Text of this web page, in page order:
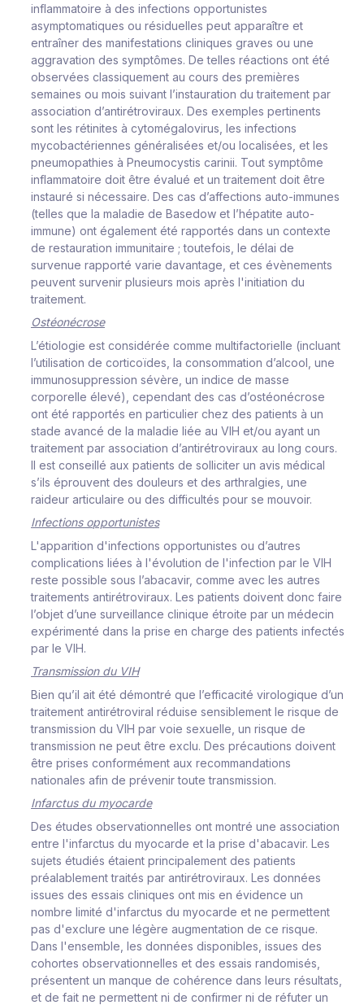
inflammatoire à des infections opportunistes
asymptomatiques ou résiduelles peut apparaître et
entraîner des manifestations cliniques graves ou une
aggravation des symptômes. De telles réactions ont été
observées classiquement au cours des premières
semaines ou mois suivant l’instauration du traitement par
association d’antirétroviraux. Des exemples pertinents
sont les rétinites à cytomégalovirus les infections
mycobactériennes généralisées et/ou localisées et les
pneumopathies à Pneumocystis carinii. Tout symptôme
inflammatoire doit être évalué et un traitement doit être
instauré si nécessaire. Des cas d’affections auto-immunes
(telles que la maladie de Basedow et l’hépatite auto-
immune) ont également été rapportés dans un contexte
de restauration immunitaire ; toutefois le délai de
survenue rapporté varie davantage, et ces évènements
peuvent survenir plusieurs mois après l'initiation du
traitement.
Ostéonécrose
L’étiologie est considérée comme multifactorielle (incluant
l’utilisation de corticoïdes la consommation d’alcool une
immunosuppression sévère, un indice de masse
corporelle élevé) cependant des cas d’ostéonécrose
ont été rapportés en particulier chez des patients à un
stade avancé de la maladie liée au VIH et/ou ayant un
traitement par association d’antirétroviraux au long cours.
Il est conseillé aux patients de solliciter un avis médical
s’ils éprouvent des douleurs et des arthralgies une
raideur articulaire ou des difficultés pour se mouvoir.
Infections opportunistes
L'apparition d'infections opportunistes ou d’autres
complications liées à l'évolution de l'infection par le VIH
reste possible sous l’abacavir, comme avec les autres
traitements antirétroviraux. Les patients doivent donc faire
l’objet d’une surveillance clinique étroite par un médecin
expérimenté dans la prise en charge des patients infectés
par le VIH.
Transmission duVIH
Bien qu’il ait été démontré que l’efficacité virologique d’un
traitement antirétroviral réduise sensiblement le risque de
transmission du VIH par voie sexuelle, un risque de
transmission ne peut être exclu. Des précautions doivent
être prises conformément aux recommandations
nationales afin de prévenir toute transmission.
Infarctus du myocarde
Des études observationnelles ont montré une association
entre l'infarctus du myocarde et la prise d'abacavir. Les
sujets étudiés étaient principalement des patients
préalablement traités par antirétroviraux. Les données
issues des essais cliniques ont mis en évidence un
nombre limité d'infarctus du myocarde et ne permettent
pas d'exclure une légère augmentation de ce risque.
Dans l'ensemble, les données disponibles issues des
cohortes observationnelles et des essais randomisés
présentent un manque de cohérence dans leurs résultats
et de fait ne permettent ni de confirmer ni de réfuter un